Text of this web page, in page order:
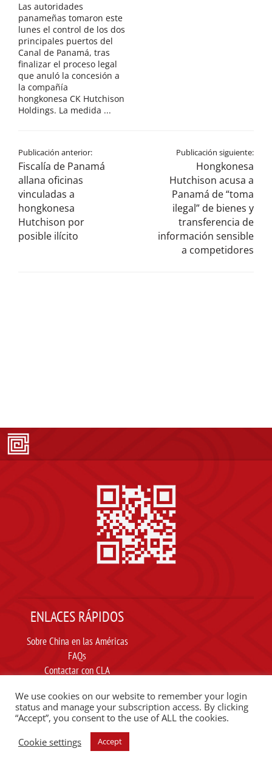
Las autoridades
panameñas tomaron este
lunes el control de los dos
principales puertos del
Canal de Panamá, tras
finalizar el proceso legal
que anuló la concesión a
la compañía
hongkonesa CK Hutchison
Holdings. La medida ...
Publicación anterior:
Fiscalía de Panamá
allana oficinas
vinculadas a
hongkonesa
Hutchison por
posible ilícito
Publicación siguiente:
Hongkonesa
Hutchison acusa a
Panamá de “toma
ilegal” de bienes y
transferencia de
información sensible
a competidores
ENLACES RÁPIDOS
Sobre China en las Américas
FAQs
Contactar con CLA
Carta ética
SIGUE A CLA EN REDES SOCIALES
We use cookies on our website to remember your login
status and manage your subscription access. By clicking
“Accept”, you consent to the use of ALL the cookies.
Cookie settings
Accept